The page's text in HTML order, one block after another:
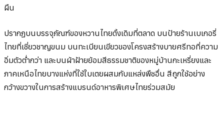
ผืน
ปรากฏบนบรรจุภัณฑ์ของหวานไทยดั้งเดิมที่ตลาด บนป้ายร้านเบเกอรี่
ไทยที่เชี่ยวชาญขนม บนทะเบียนเขียวของโครงสร้างบายศรีทอที่ความ
อิ่มตัวต่ำกว่า และบนผ้าฝ้ายย้อมสีธรรมชาติของหมู่บ้านกะเหรี่ยงและ
ภาคเหนือไทยบางแห่งที่ใช้ใบเตยผสมกับแหล่งพืชอื่น สีถูกใช้อย่าง
กว้างขวางในการสร้างแบรนด์อาหารพิเศษไทยร่วมสมัย